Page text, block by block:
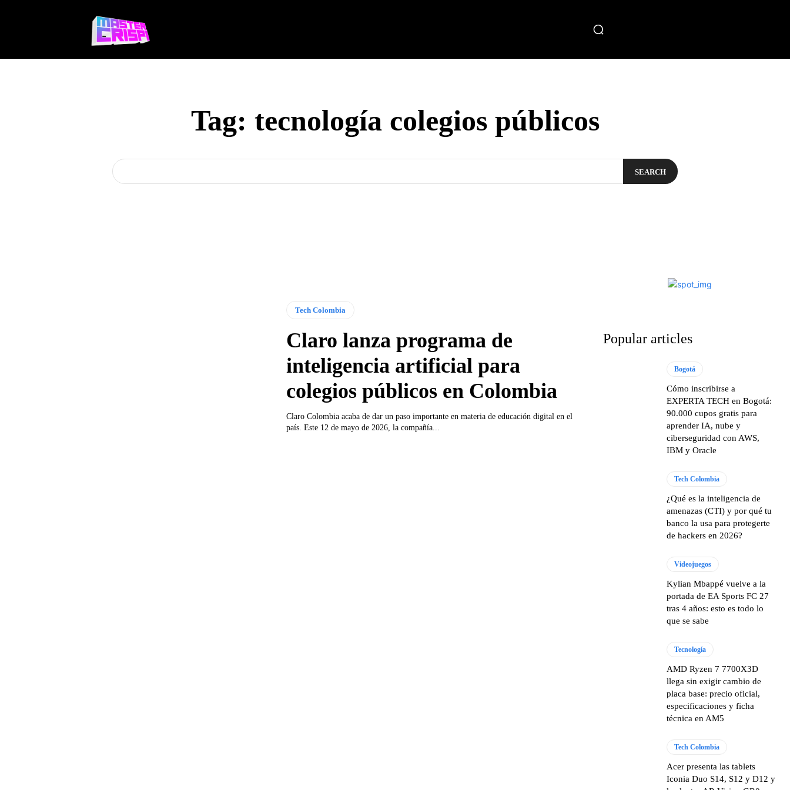
Tag: tecnología colegios públicos
SEARCH
Tech Colombia
Claro lanza programa de
inteligencia artificial para
colegios públicos en Colombia
Claro Colombia acaba de dar un paso importante en materia de educación digital en el
país. Este 12 de mayo de 2026, la compañía...
Popular articles
Bogotá
Cómo inscribirse a
EXPERTA TECH en Bogotá:
90.000 cupos gratis para
aprender IA, nube y
ciberseguridad con AWS,
IBM y Oracle
Tech Colombia
¿Qué es la inteligencia de
amenazas (CTI) y por qué tu
banco la usa para protegerte
de hackers en 2026?
Videojuegos
Kylian Mbappé vuelve a la
portada de EA Sports FC 27
tras 4 años: esto es todo lo
que se sabe
Tecnología
AMD Ryzen 7 7700X3D
llega sin exigir cambio de
placa base: precio oficial,
especificaciones y ficha
técnica en AM5
Tech Colombia
Acer presenta las tablets
Iconia Duo S14, S12 y D12 y